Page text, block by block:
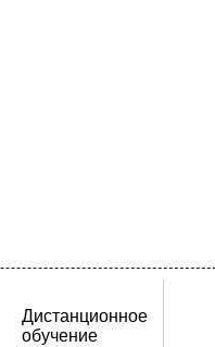
Дистанционное
обучение